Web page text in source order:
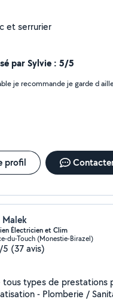
et serrurier
par Sylvie : 5/5
je recommande je garde d
profil
Électricien et Clim
du-Touch (Monestie-Birazel)
5 (37 avis)
types de prestations